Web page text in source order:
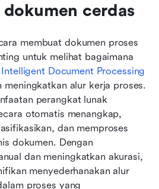
dokumen cerdas
membuat dokumen proses
untuk melihat bagaimana
Intelligent Document Processing
meningkatkan alur kerja proses.
perangkat lunak
otomatis menangkap,
dan memproses
dokumen. Dengan
dan meningkatkan akurasi,
menyederhanakan alur
proses yang